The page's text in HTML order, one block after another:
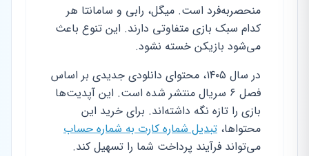
منحصر‌به‌فرد است. میگل، رابی و سامانتا هر
کدام سبک بازی متفاوتی دارند. این تنوع باعث
می‌شود بازیکن خسته نشود.
در سال ۱۴۰۵، محتوای دانلودی جدیدی بر اساس
فصل ۶ سریال منتشر شده است. این آپدیت‌ها
بازی را تازه نگه داشته‌اند. برای خرید این
محتواها، تبدیل شماره کارت به شماره حساب
می‌تواند فرآیند پرداخت شما را تسهیل کند.